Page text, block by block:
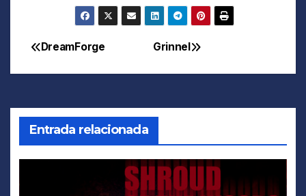
Navegación
de
entradas
Grinnel
DreamForge
Entrada relacionada